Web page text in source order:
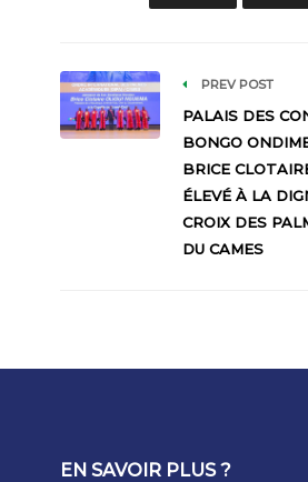
PREV POST
PALAIS DES
BONGO
BRICE
ÉLEVÉ À LA
CROIX DES
DU CAMES
EN SAVOIR PLUS ?